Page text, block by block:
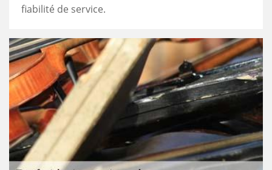
fiabilité de service.